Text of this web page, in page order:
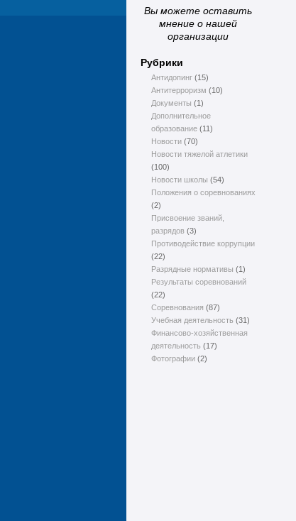
Вы можете оставить
мнение о нашей
организации
Рубрики
Антидопинг(15)
Антитерроризм (10)
Документы (1)
Дополнительное
образование(11)
Новости(70)
Новости тяжелой атлетики
(100)
Новости школы (54)
Положения о соревнованиях
(2)
Присвоение званий,
разрядов(3)
Противодействие коррупции
(22)
Разрядные нормативы (1)
Результаты соревнований
(22)
Соревнования (87)
Учебная деятельность (31)
Финансово-хозяйственная
деятельность (17)
Фотографии(2)